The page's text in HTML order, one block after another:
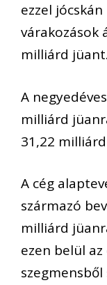
ezzel
várakozások
milliárd jüant.
A
milliárd
31,22
A cég
származó
milliárd
ezen belül